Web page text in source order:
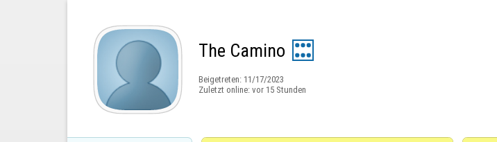
The Camino
Beigetreten: 11/17/2023
Zuletzt online: vor 15 Stunden